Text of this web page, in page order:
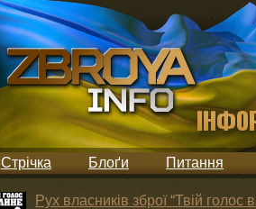
Стрічка Блоґи Питання
Рух власників зброї “Твій голос